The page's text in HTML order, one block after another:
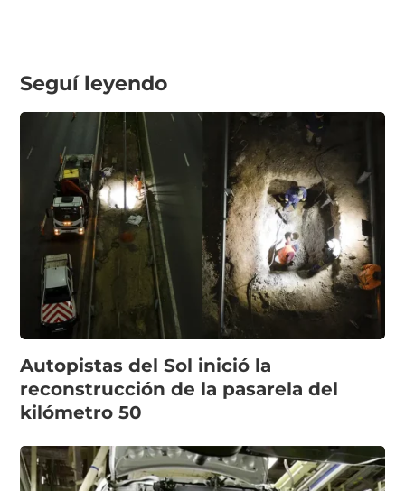
Seguí leyendo
Autopistas del Sol inició la
reconstrucción de la pasarela del
kilómetro 50